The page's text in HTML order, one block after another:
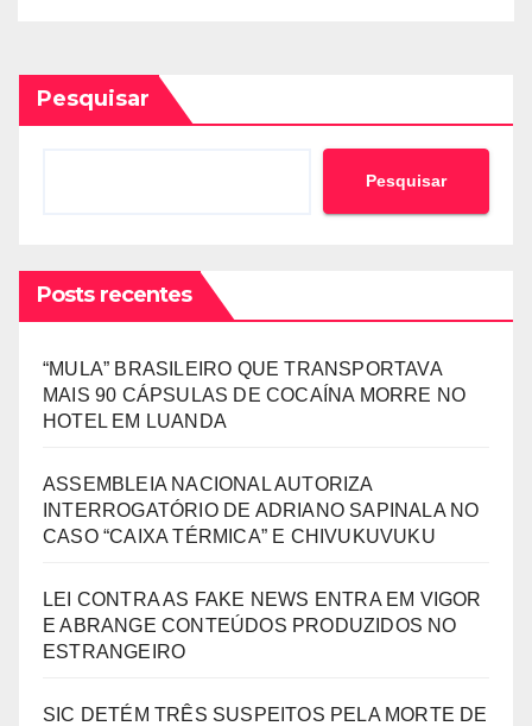
Pesquisar
Pesquisar
Posts recentes
“MULA” BRASILEIRO QUE TRANSPORTAVA
MAIS 90 CÁPSULAS DE COCAÍNA MORRE NO
HOTEL EM LUANDA
ASSEMBLEIA NACIONAL AUTORIZA
INTERROGATÓRIO DE ADRIANO SAPINALA NO
CASO “CAIXA TÉRMICA” E CHIVUKUVUKU
LEI CONTRA AS FAKE NEWS ENTRA EM VIGOR
E ABRANGE CONTEÚDOS PRODUZIDOS NO
ESTRANGEIRO
SIC DETÉM TRÊS SUSPEITOS PELA MORTE DE